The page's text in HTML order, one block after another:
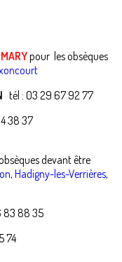
pour les obsèques
tél : 03 29 67 92 77
38 37
devant être
Hadigny-les-Verrières,
83 88 35
74